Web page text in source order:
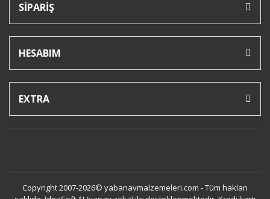
SİPARİŞ
HESABIM
EXTRA
Copyright 2007-2026© yabanavmalzemeleri.com - Tüm hakları